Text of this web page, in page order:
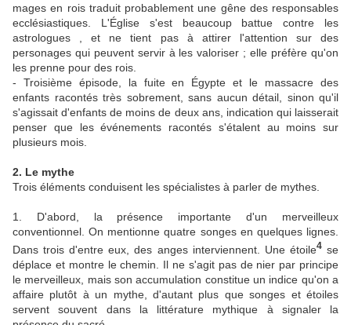
mages en rois traduit probablement une gêne des responsables
ecclésiastiques. L'Église s'est beaucoup battue contre les
astrologues , et ne tient pas à attirer l'attention sur des
personages qui peuvent servir à les valoriser ; elle préfère qu'on
les prenne pour des rois.
- Troisième épisode, la fuite en Égypte et le massacre des
enfants racontés très sobrement, sans aucun détail, sinon qu'il
s'agissait d'enfants de moins de deux ans, indication qui laisserait
penser que les événements racontés s'étalent au moins sur
plusieurs mois.
2. Le mythe
Trois éléments conduisent les spécialistes à parler de mythes.
1. D'abord, la présence importante d'un merveilleux
conventionnel. On mentionne quatre songes en quelques lignes.
Dans trois d'entre eux, des anges interviennent. Une étoile4se
déplace et montre le chemin. Il ne s'agit pas de nier par principe
le merveilleux, mais son accumulation constitue un indice qu'on a
affaire plutôt à un mythe, d'autant plus que songes et étoiles
servent souvent dans la littérature mythique à signaler la